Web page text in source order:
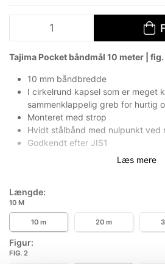
Tajima Pocket båndmål 10 meter | fig.
10 mm båndbredde
I cirkelrund kapsel som er meget
sammenklappelig greb for hurtig
Monteret med strop
Hvidt stålbånd med nulpunkt ved
Godkendt efter JIS1
Mere information
Læs mere
Længde:
10 M
10 m 20 m
Figur:
FIG. 2